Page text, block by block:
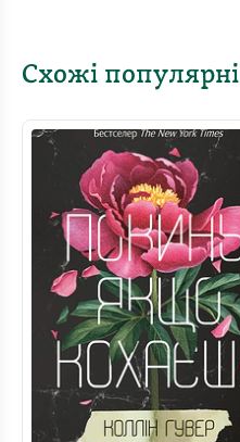
Схожі популярні